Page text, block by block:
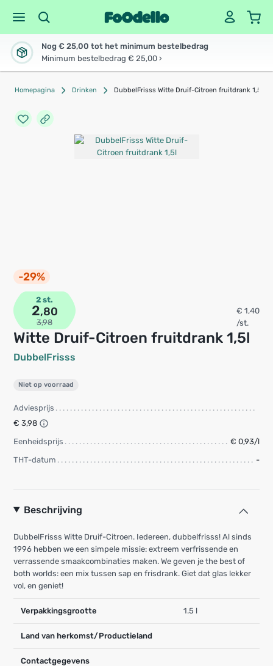
Nog € 25,00 tot het minimum bestelbedrag
Minimum bestelbedrag € 25,00 ›
Homepagina Drinken DubbelFrisss Witte Druif-Citroen fruitdrank 1,5l
-29%
Witte Druif-Citroen fruitdrank 1,5l
DubbelFrisss
2 st.
2,80
3,98
€ 1,40
/st.
Niet op voorraad
Adviesprijs
€ 3,98
Eenheidsprijs
€ 0,93/l
THT-datum
-
Beschrijving
DubbelFrisss Witte Druif-Citroen. Iedereen, dubbelfrisss! Al sinds
1996 hebben we een simpele missie: extreem verfrissende en
verrassende smaakcombinaties maken. We geven je the best of
both worlds: een mix tussen sap en frisdrank. Giet dat glas lekker
vol, en geniet!
Verpakkingsgrootte 1.5 l
Land van herkomst/Productieland
Contactgegevens